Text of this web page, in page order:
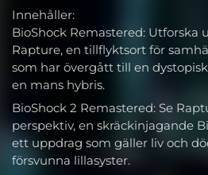
Innehåller:
BioShock Remastered: Utforska
Rapture, en tillflyktsort för
som har övergått till en
en mans hybris.
BioShock 2 Remastered: Se
perspektiv, en skräckinjagande
ett uppdrag som gäller liv och
försvunna lillasyster.